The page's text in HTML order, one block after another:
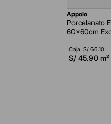
appolo
Porcelanato
60x60cm
Marmolizado
Rectificado
Caja: S/ 66.10
S/ 45.90m²